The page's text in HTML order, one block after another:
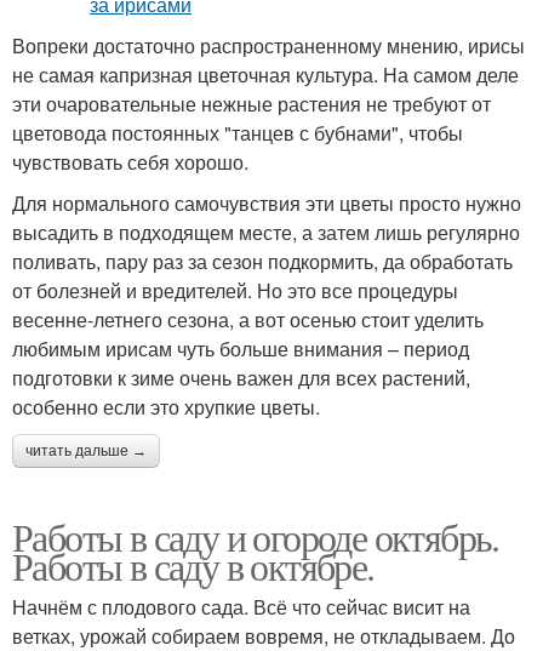
Вопреки достаточно распространенному мнению, ирисы
не самая капризная цветочная культура. На самом деле
эти очаровательные нежные растения не требуют от
цветовода постоянных "танцев с бубнами", чтобы
чувствовать себя хорошо.
Для нормального самочувствия эти цветы просто нужно
высадить в подходящем месте, а затем лишь регулярно
поливать, пару раз за сезон подкормить, да обработать
от болезней и вредителей. Но это все процедуры
весенне-летнего сезона, а вот осенью стоит уделить
любимым ирисам чуть больше внимания – период
подготовки к зиме очень важен для всех растений,
особенно если это хрупкие цветы.
читать дальше →
Работы в саду и огороде октябрь.
Работы в саду в октябре.
Начнём с плодового сада. Всё что сейчас висит на
ветках, урожай собираем вовремя, не откладываем. До